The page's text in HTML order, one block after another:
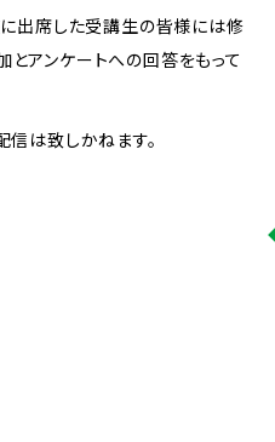
出席した受講生の皆様には修
とアンケートへの回答をもって
信は致しかねます。